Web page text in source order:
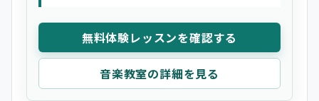
無料体験レッスンを確認する
音楽教室の詳細を見る